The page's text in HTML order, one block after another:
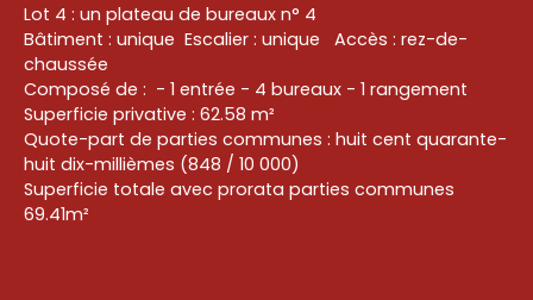
Lot 4 : un plateau de bureaux n° 4
Bâtiment : unique Escalier : unique Accès : rez-de-
chaussée
Composé de : - 1 entrée - 4 bureaux - 1 rangement
Superficie privative : 62.58 m²
Quote-part de parties communes : huit cent quarante-
huit dix-millièmes (848 / 10 000)
Superficie totale avec prorata parties communes
69.41m²